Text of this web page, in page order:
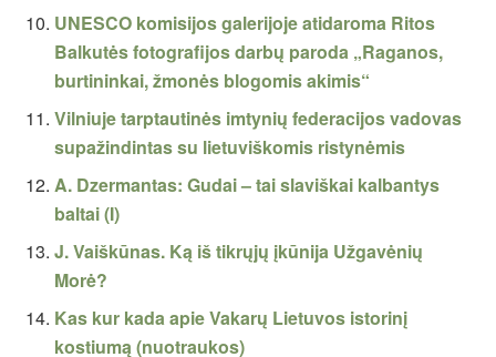
UNESCO komisijos galerijoje atidaroma Ritos
Balkutės fotografijos darbų paroda „Raganos,
burtininkai, žmonės blogomis akimis“
Vilniuje tarptautinės imtynių federacijos vadovas
supažindintas su lietuviškomis ristynėmis
A. Dzermantas: Gudai – tai slaviškai kalbantys
baltai (I)
J. Vaiškūnas. Ką iš tikrųjų įkūnija Užgavėnių
Morė?
Kas kur kada apie Vakarų Lietuvos istorinį
kostiumą (nuotraukos)